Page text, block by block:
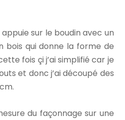
sur le boudin avec un
bois qui donne la forme de
fois çi j’ai simplifié car je
et donc j’ai découpé des
du façonnage sur une